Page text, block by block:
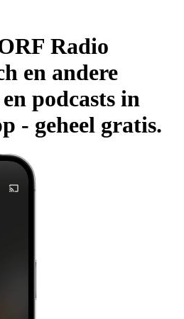
Radio
en andere
podcasts in
- geheel gratis.